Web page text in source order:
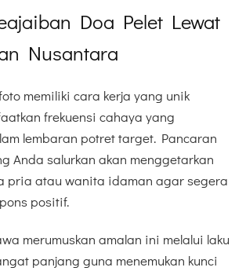
Doa Pelet Lewat
Nusantara
memiliki cara kerja yang unik
frekuensi cahaya yang
lembaran potret target. Pancaran
Anda salurkan akan menggetarkan
pria atau wanita idaman agar segera
positif.
merumuskan amalan ini melalui laku
panjang guna menemukan kunci